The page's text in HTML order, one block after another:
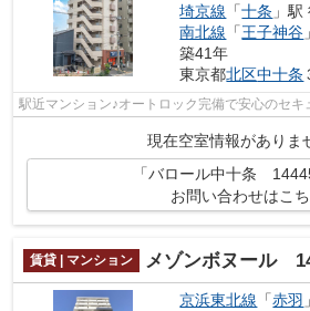
埼京線 「十条 」
南北線 「王子神谷
築41年
東京都北区中十条
駅近マンション♪オートロック完備で安心のセキ
現在空室情報がありま
「バロール中十条
お問い合わせはこ
賃貸 | マンション メゾンボヌール
京浜東北線 「赤羽